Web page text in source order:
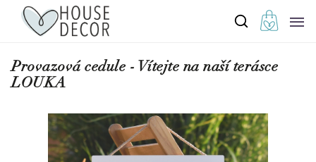
Provazová cedule - Vítejte na naší terásce
LOUKA